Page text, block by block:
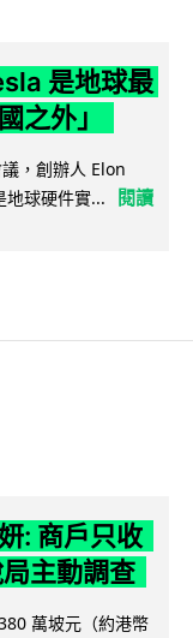
是地球最
之外」
，創辦人 Elon
地球硬件實...
閱讀
: 商戶只收
主動調查
萬坡元（約港幣